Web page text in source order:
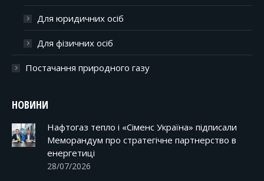
Для юридичних осіб
Для фізичних осіб
Постачання природного газу
НОВИНИ
Нафтогаз тепло і «Сіменс Україна» підписали
Меморандум про стратегічне партнерство в
енергетиці
28/07/2026